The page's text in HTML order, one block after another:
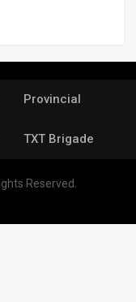
Provincial
TXT Brigade
Reserved.